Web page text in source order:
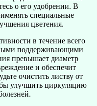
о его удобрении. В
специальные
цветения.
в течение всего
поддерживающими
превышает диаметр
и обеспечит
очистить листву от
улучшить циркуляцию